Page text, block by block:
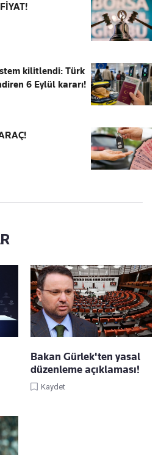
kilitlendi: Türk
6 Eylül kararı!
Bakan Gürlek'ten yasal
düzenleme açıklaması!
Kaydet